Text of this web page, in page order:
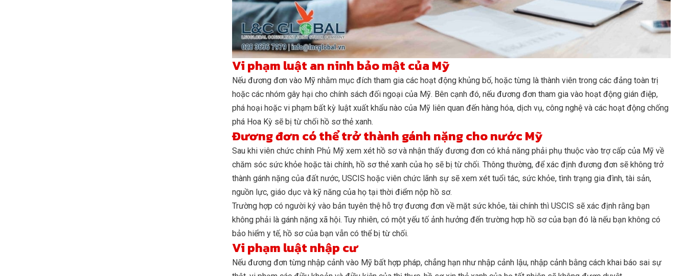
Vi phạm luật an ninh bảo mật của Mỹ
Nếu đương đơn vào Mỹ nhằm mục đích tham gia các hoạt động khủng bố, hoặc từng là thành viên trong các đảng toàn trị
hoặc các nhóm gây hại cho chính sách đối ngoại của Mỹ. Bên cạnh đó, nếu đương đơn tham gia vào hoạt động gián điệp,
phá hoại hoặc vi phạm bất kỳ luật xuất khẩu nào của Mỹ liên quan đến hàng hóa, dịch vụ, công nghệ và các hoạt động chống
phá Hoa Kỳ sẽ bị từ chối hồ sơ thẻ xanh.
Đương đơn có thể trở thành gánh nặng cho nước Mỹ
Sau khi viên chức chính Phủ Mỹ xem xét hồ sơ và nhận thấy đương đơn có khả năng phải phụ thuộc vào trợ cấp của Mỹ về
chăm sóc sức khỏe hoặc tài chính, hồ sơ thẻ xanh của họ sẽ bị từ chối. Thông thường, để xác định đương đơn sẽ không trở
thành gánh nặng của đất nước, USCIS hoặc viên chức lãnh sự sẽ xem xét tuổi tác, sức khỏe, tình trạng gia đình, tài sản,
nguồn lực, giáo dục và kỹ năng của họ tại thời điểm nộp hồ sơ.
Trường hợp có người ký vào bản tuyên thệ hỗ trợ đương đơn về mặt sức khỏe, tài chính thì USCIS sẽ xác định rằng bạn
không phải là gánh nặng xã hội. Tuy nhiên, có một yếu tố ảnh hưởng đến trường hợp hồ sơ của bạn đó là nếu bạn không có
bảo hiểm y tế, hồ sơ của bạn vẫn có thể bị từ chối.
Vi phạm luật nhập cư
Nếu đương đơn từng nhập cảnh vào Mỹ bất hợp pháp, chẳng hạn như nhập cảnh lậu, nhập cảnh bằng cách khai báo sai sự